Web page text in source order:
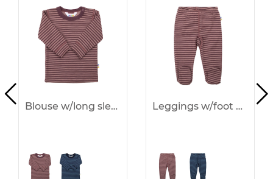
Blouse w/long sleeves - 25% Leggings w/foot - 25%